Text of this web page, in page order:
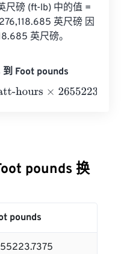
尺磅 (ft-lb) 中的值 =
英尺磅 因
英尺磅。
Foot pounds
×2655223.7375=
pounds 换
pounds